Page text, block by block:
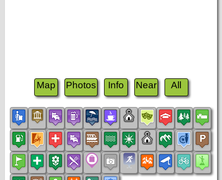
Map Photos Info Near All